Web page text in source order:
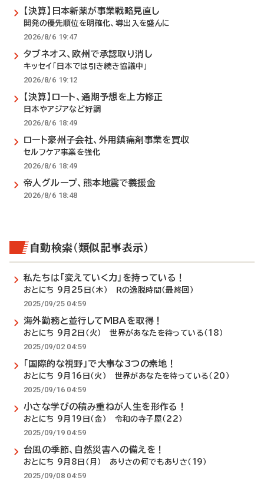
【決算】日本新薬が事業戦略見直し
開発の優先順位を明確化、導出入を盛んに
2026/8/6 19:47
タブネオス、欧州で承認取り消し
キッセイ「日本では引き続き協議中」
2026/8/6 19:12
【決算】ロート、通期予想を上方修正
日本やアジアなど好調
2026/8/6 18:49
ロート豪州子会社、外用鎮痛剤事業を買収
セルフケア事業を強化
2026/8/6 18:49
帝人グループ、熊本地震で義援金
2026/8/6 18:48
自動検索（類似記事表示）
私たちは「変えていく力」を持っている！
おとにち 9月25日（木） Ｒの逸脱時間（最終回）
2025/09/25 04:59
海外勤務と並行してMBAを取得！
おとにち 9月2日（火） 世界があなたを待っている（18）
2025/09/02 04:59
「国際的な視野」で大事な3つの素地！
おとにち 9月16日（火） 世界があなたを待っている（20）
2025/09/16 04:59
小さな学びの積み重ねが人生を形作る！
おとにち 9月19日（金） 令和の寺子屋（22）
2025/09/19 04:59
台風の季節、自然災害への備えを！
おとにち 9月8日（月） ありさの何でもありさ（19）
2025/09/08 04:59